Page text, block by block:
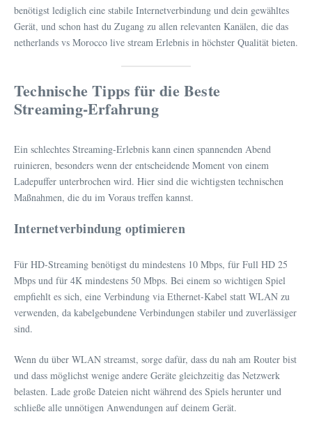
benötigst lediglich eine stabile Internetverbindung und dein gewähltes
Gerät, und schon hast du Zugang zu allen relevanten Kanälen, die das
netherlands vs Morocco live stream Erlebnis in höchster Qualität bieten.
Technische Tipps für die Beste
Streaming-Erfahrung
Ein schlechtes Streaming-Erlebnis kann einen spannenden Abend
ruinieren, besonders wenn der entscheidende Moment von einem
Ladepuffer unterbrochen wird. Hier sind die wichtigsten technischen
Maßnahmen, die du im Voraus treffen kannst.
Internetverbindung optimieren
Für HD-Streaming benötigst du mindestens 10 Mbps, für Full HD 25
Mbps und für 4K mindestens 50 Mbps. Bei einem so wichtigen Spiel
empfiehlt es sich, eine Verbindung via Ethernet-Kabel statt WLAN zu
verwenden, da kabelgebundene Verbindungen stabiler und zuverlässiger
sind.
Wenn du über WLAN streamst, sorge dafür, dass du nah am Router bist
und dass möglichst wenige andere Geräte gleichzeitig das Netzwerk
belasten. Lade große Dateien nicht während des Spiels herunter und
schließe alle unnötigen Anwendungen auf deinem Gerät.